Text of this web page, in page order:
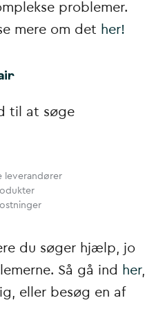
problemer.
mere om det her!
til at søge
leverandører
du søger hjælp, jo
Så gå ind her,
eller besøg en af